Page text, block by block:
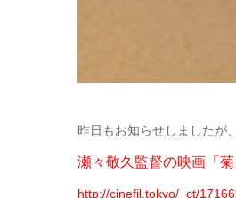
昨日もお知らせしましたが、
瀬々敬久監督の映画「菊
http://cinefil.tokyo/_ct/